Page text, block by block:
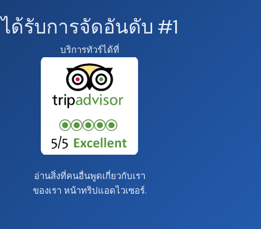
ได้รับการจัดอันดับ #1
บริการทัวร์ได้ที่
อ่านสิ่งที่คนอื่นพูดเกี่ยวกับเรา
ของเรา หน้าทริปแอดไวเซอร์.